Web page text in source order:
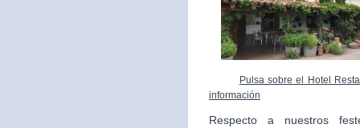
Pulsa sobre el Hotel
información
Respecto a nuestros